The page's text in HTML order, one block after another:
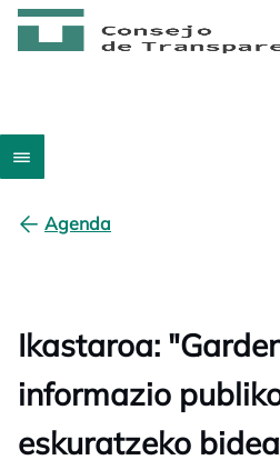
Agenda
Ikastaroa:
informazio
eskuratzeko